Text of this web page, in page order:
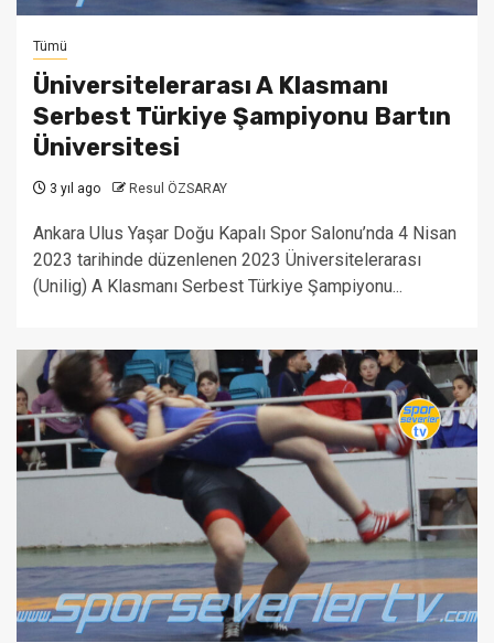
Tümü
Üniversitelerarası A Klasmanı
Serbest Türkiye Şampiyonu Bartın
Üniversitesi
3 yıl ago Resul ÖZSARAY
Ankara Ulus Yaşar Doğu Kapalı Spor Salonu’nda 4 Nisan
2023 tarihinde düzenlenen 2023 Üniversitelerarası
(Unilig) A Klasmanı Serbest Türkiye Şampiyonu...